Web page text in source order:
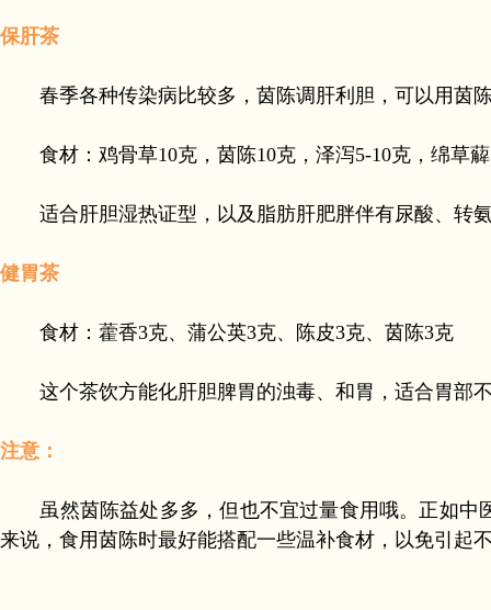
保肝茶
春季各种传染病比较多，茵陈调肝利胆，可以用茵陈
食材：鸡骨草10克，茵陈10克，泽泻5-10克，绵草薢
适合肝胆湿热证型，以及脂肪肝肥胖伴有尿酸、转
健胃茶
食材：藿香3克、蒲公英3克、陈皮3克、茵陈3克
这个茶饮方能化肝胆脾胃的浊毒、和胃，适合胃部
注意：
虽然茵陈益处多多，但也不宜过量食用哦。正如中
来说，食用茵陈时最好能搭配一些温补食材，以免引起